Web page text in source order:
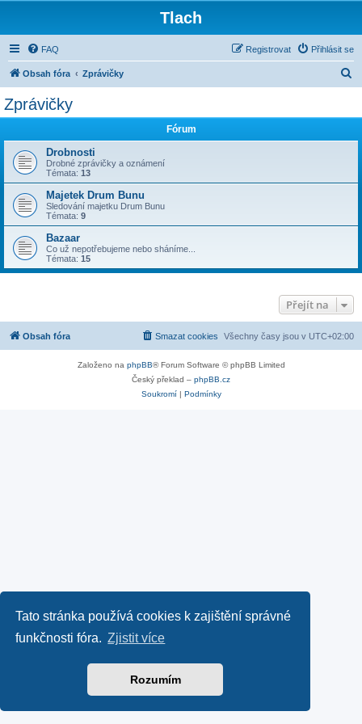
Tato stránka používá cookies k zajištění správné
funkčnosti fóra. Zjistit více
Rozumím
Tlach
FAQ Přihlásit se
Registrovat
Obsah fóra Zprávičky
Zprávičky
Fórum
Drobnosti
Drobné zprávičky a oznámení
Témata: 13
Majetek Drum Bunu
Sledování majetku Drum Bunu
Témata: 9
Bazaar
Co už nepotřebujeme nebo sháníme...
Témata: 15
Přejít na
Obsah fóra Všechny časy jsou v UTC+02:00
Smazat cookies
Založeno na phpBB® Forum Software © phpBB Limited
Český překlad – phpBB.cz
Soukromí| Podmínky